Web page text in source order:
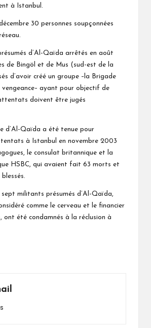
à Istanbul.
30 personnes soupçonnées
d’Al-Qaïda arrêtés en août
de Bingöl et de Mus (sud-est de la
d’avoir créé un groupe –la Brigade
vengeance– ayant pour objectif de
doivent être jugés
d’Al-Qaïda a été tenue pour
à Istanbul en novembre 2003
le consulat britannique et la
HSBC, qui avaient fait 63 morts et
militants présumés d’Al-Qaïda,
comme le cerveau et le financier
ont été condamnés à la réclusion à